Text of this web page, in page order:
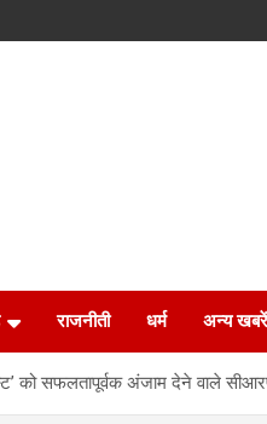
राजनीती धर्म अन्य खबरें
को सफलतापूर्वक अंजाम देने वाले